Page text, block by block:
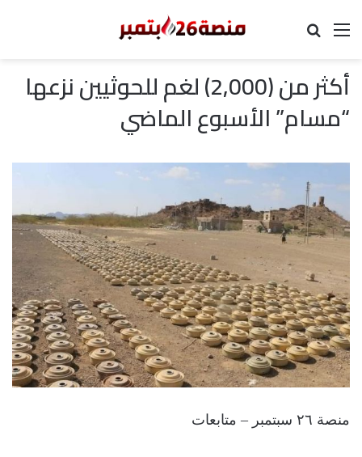
القائمة
أكثر من (2,000) لغم للحوثيين نزعها
“مسام” الأسبوع الماضي
منصة ٢٦ سبتمبر – متابعات